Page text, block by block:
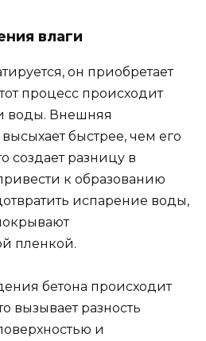
влаги
он приобретает
процесс происходит
воды. Внешняя
быстрее, чем его
создает разницу в
к образованию
испарение воды,
пленкой.
бетона происходит
вызывает разность
и